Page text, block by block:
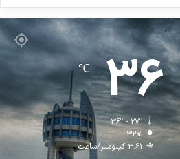
36
℃
36º - 27º
32%
3.61 کیلومتر/ساعت